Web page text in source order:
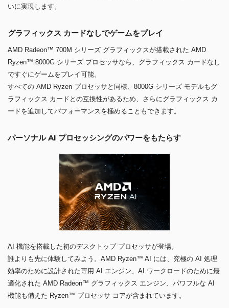
いに実現します。
グラフィックス カードなしでゲームをプレイ
AMD Radeon™ 700M シリーズ グラフィックスが搭載された AMD
Ryzen™ 8000G シリーズ プロセッサなら、グラフィックス カードなし
ですぐにゲームをプレイ可能。
すべての AMD Ryzen プロセッサと同様、8000G シリーズ モデルもグ
ラフィックス カードとの互換性があるため、さらにグラフィックス カ
ードを追加してパフォーマンスを極めることもできます。
パーソナル AI プロセッシングのパワーをもたらす
AI 機能を搭載した初のデスクトップ プロセッサが登場。
誰よりも先に体験してみよう。AMD Ryzen™ AI には、究極の AI 処理
効率のために設計された専用 AI エンジン、AI ワークロードのために最
適化された AMD Radeon™ グラフィックス エンジン、パワフルな AI
機能も備えた Ryzen™ プロセッサ コアが含まれています。